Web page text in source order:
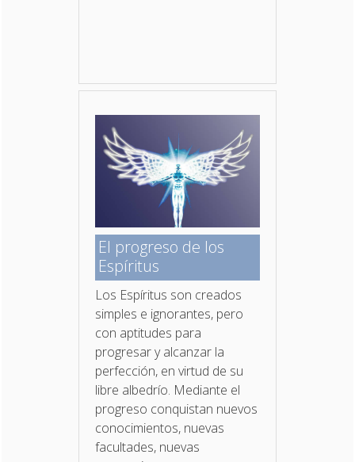
El progreso de los
Espíritus
Los Espíritus son creados
simples e ignorantes, pero
con aptitudes para
progresar y alcanzar la
perfección, en virtud de su
libre albedrío. Mediante el
progreso conquistan nuevos
conocimientos, nuevas
facultades, nuevas